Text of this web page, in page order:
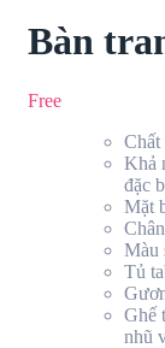
Bàn
Free
Chất
Khả
đặc
Mặt
Màu
Tủ
Ghế
nhũ